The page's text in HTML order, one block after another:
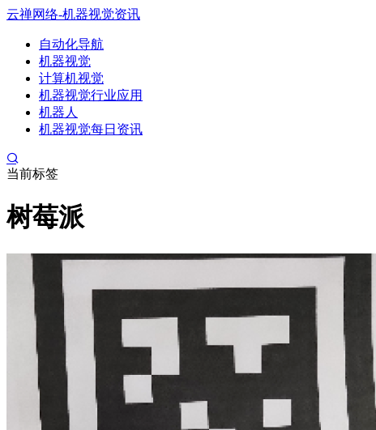
云禅网络-机器视觉资讯
自动化导航
机器视觉
计算机视觉
机器视觉行业应用
机器人
机器视觉每日资讯
当前标签
树莓派